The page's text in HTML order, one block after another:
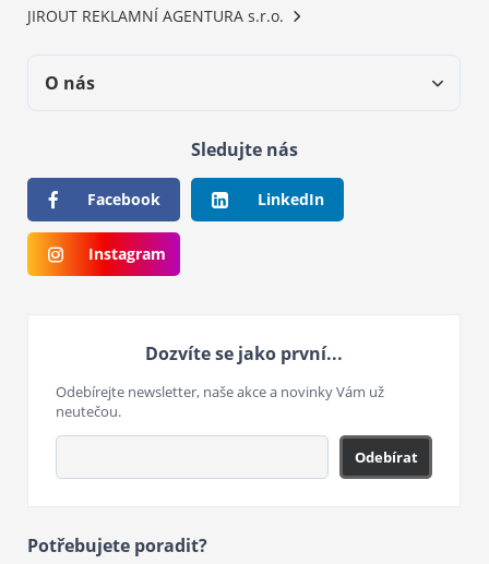
JIROUT REKLAMNÍ AGENTURA s.r.o.
O nás
Sledujte nás
Facebook LinkedIn
Instagram
Dozvíte se jako první...
Odebírejte newsletter, naše akce a novinky Vám už
neutečou.
Odebírat
Potřebujete poradit?